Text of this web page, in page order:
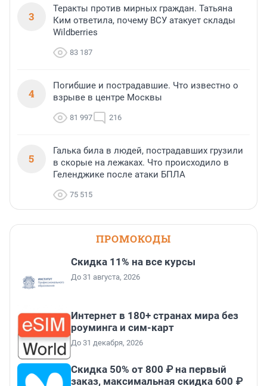
3
Теракты против мирных граждан. Татьяна
Ким ответила, почему ВСУ атакует склады
Wildberries
83 187
4
Погибшие и пострадавшие. Что известно о
взрыве в центре Москвы
81 997 216
5
Галька била в людей, пострадавших грузили
в скорые на лежаках. Что происходило в
Геленджике после атаки БПЛА
75 515
ПРОМОКОДЫ
Скидка 11% на все курсы
До 31 августа, 2026
Интернет в 180+ странах мира без
роуминга и сим-карт
До 31 декабря, 2026
Скидка 50% от 800 ₽ на первый
заказ, максимальная скидка 600 ₽